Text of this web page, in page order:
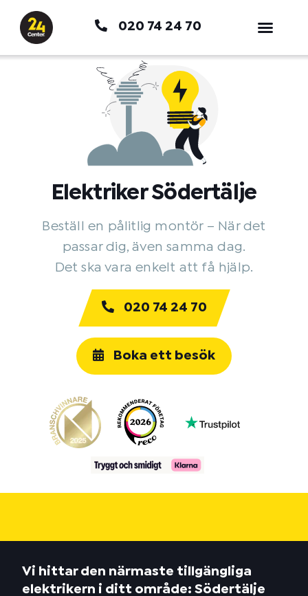
innehåll
020 74 24 70
Elektriker Södertälje
Beställ en pålitlig montör – När det
passar dig, även samma dag.
Det ska vara enkelt att få hjälp.
020 74 24 70
Boka ett besök
Vi hittar den närmaste tillgängliga
elektrikern i ditt område: Södertälje